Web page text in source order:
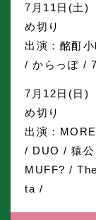
7月11日(土
め切り
出演：酩酊
/ からっぽ /
7月12日(日
め切り
出演：
/ DUO / 猿
MUFF? /
ta /